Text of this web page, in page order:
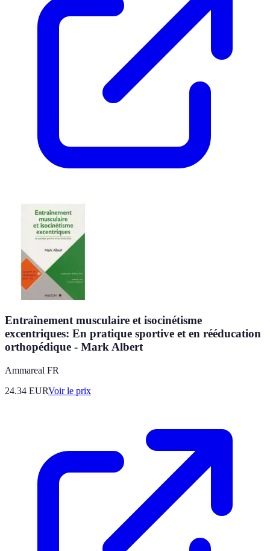
Entraînement musculaire et isocinétisme
excentriques: En pratique sportive et en rééducation
orthopédique - Mark Albert
Ammareal FR
24.34 EURVoir le prix